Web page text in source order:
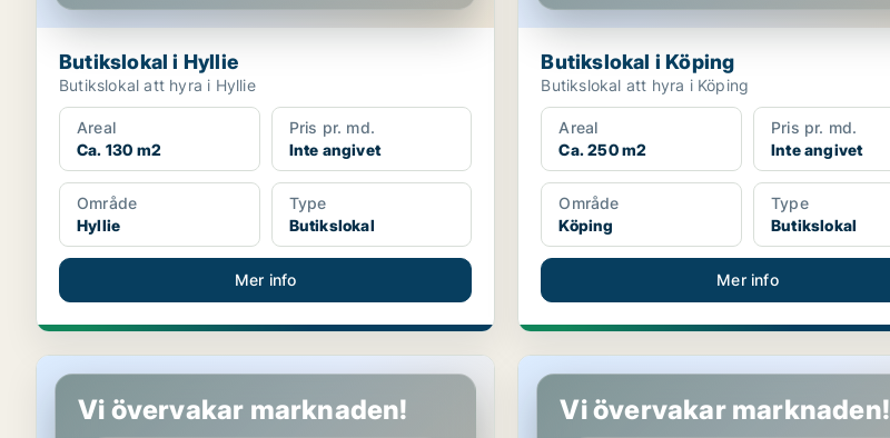
Butikslokal i Hyllie
Butikslokal att hyra i Hyllie
Areal
Ca. 130 m2
Pris pr. md.
Inte angivet
Område
Hyllie
Type
Butikslokal
Mer info
Butikslokal i Köping
Butikslokal att hyra i Köping
Areal
Ca. 250 m2
Pris pr. md.
Inte angivet
Område
Köping
Type
Butikslokal
Mer info
Butikslokal i Vetlanda
Vi övervakar marknaden!
Butikslokal i Järfälla
Vi övervakar marknaden!